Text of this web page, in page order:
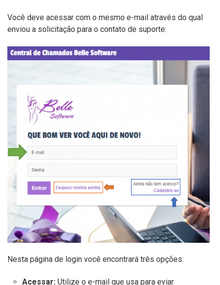
Você deve acessar com o mesmo e-mail através do qual
enviou a solicitação para o contato de suporte:
Nesta página de login você encontrará três opções:
Acessar: Utilize o e-mail que usa para eviar